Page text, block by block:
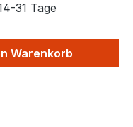
31 Tage
Warenkorb